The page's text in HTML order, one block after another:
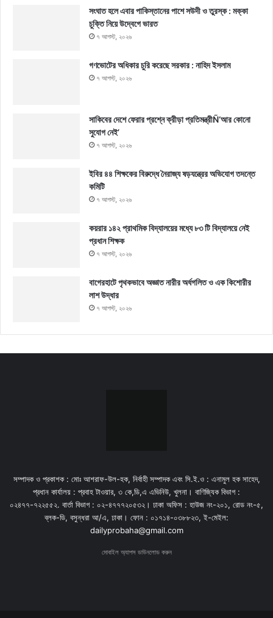
সংঘাত হলে এবার পাকিস্তানের পাশে সউদী ও তুরস্ক : মক্কা
চুক্তি নিয়ে উদ্বেগে ভারত
৭ আগস্ট, ২০২৬
গণভোটের অধিকার চুরি করেছে সরকার : নাহিদ ইসলাম
৭ আগস্ট, ২০২৬
সাকিবের দেশে ফেরার প্রশ্নে ক্রীড়া প্রতিমন্ত্রীÑ‘আর কোনো
সুযোগ নেই’
৭ আগস্ট, ২০২৬
ইবির ৪৪ শিক্ষকের বিরুদ্ধে নৈরাজ্য ষড়যন্ত্রের অভিযোগ তদন্তে
কমিটি
৭ আগস্ট, ২০২৬
কয়রার ১৪২ প্রাথমিক বিদ্যালয়ের মধ্যে ৮৩ টি বিদ্যালয়ে নেই
প্রধান শিক্ষক
৭ আগস্ট, ২০২৬
বাগেরহাটে পৃথকভাবে অজ্ঞাত নারীর অর্ধগলিত ও এক কিশোরীর
লাশ উদ্ধার
৭ আগস্ট, ২০২৬
সম্পাদক ও প্রকাশক : মোঃ আশরাফ-উল-হক, নির্বাহী সম্পাদক এবং সি.ই.ও : এনামুল হক সাহেদ,
প্রধান কার্যালয় : প্রবাহ টাওয়ার, ৩ কে,ডি,এ এভিনিউ, খুলনা। বাণিজ্যিক বিভাগ :
০২৪৭৭-৭২২৫৫২. বার্তা বিভাগ : ০২-৪৭৭৭২০৫৩২। ঢাকা অফিস : হাউজ নং-২০১, রোড নং-৫,
ব্লক-ডি, বসুন্ধরা আ/এ, ঢাকা। ফোন : ০১৭১৪-০৩৮৮২৩, ই-মেইল:
dailyprobaha@gmail.com
মোবাইল অ্যাপস ডাউনলোড করুন